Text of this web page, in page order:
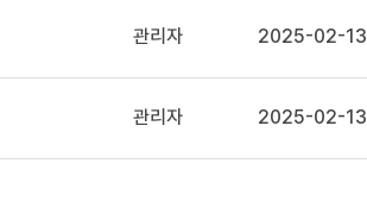
관리자 2025-02-13
관리자 2025-02-13